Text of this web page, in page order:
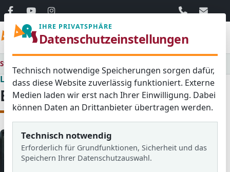
06103 / 30
Startseite
Lernen & Erleben
Bibliothek
IHRE PRIVATSPHÄRE
Datenschutzeinstellungen
Technisch notwendige Speicherungen sorgen dafür,
dass diese Website zuverlässig funktioniert. Externe
Medien laden wir erst nach Ihrer Einwilligung. Dabei
können Daten an Drittanbieter übertragen werden.
Technisch notwendig
Erforderlich für Grundfunktionen, Sicherheit und das
Speichern Ihrer Datenschutzauswahl.